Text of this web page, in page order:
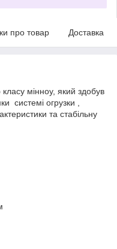
про товар Доставка
мінноу, який здобув
системі огрузки ,
та стабільну